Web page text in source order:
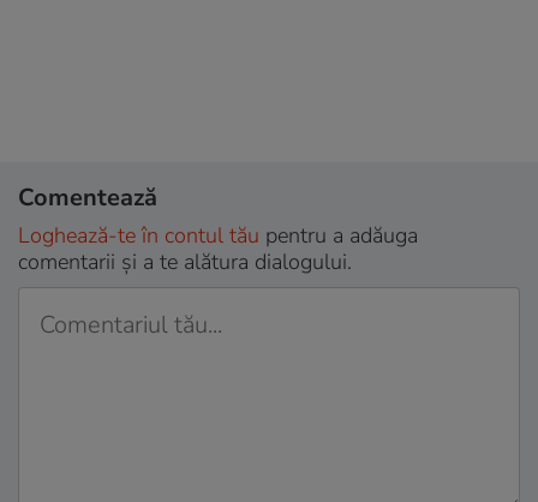
Comentează
Loghează-te în contul tău pentru a adăuga
comentarii și a te alătura dialogului.